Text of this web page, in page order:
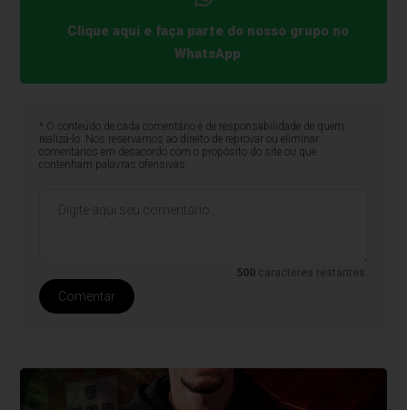
Clique aqui e faça parte do nosso grupo no
WhatsApp
* O conteúdo de cada comentário é de responsabilidade de quem
realizá-lo. Nos reservamos ao direito de reprovar ou eliminar
comentários em desacordo com o propósito do site ou que
contenham palavras ofensivas.
500 caracteres restantes.
Comentar